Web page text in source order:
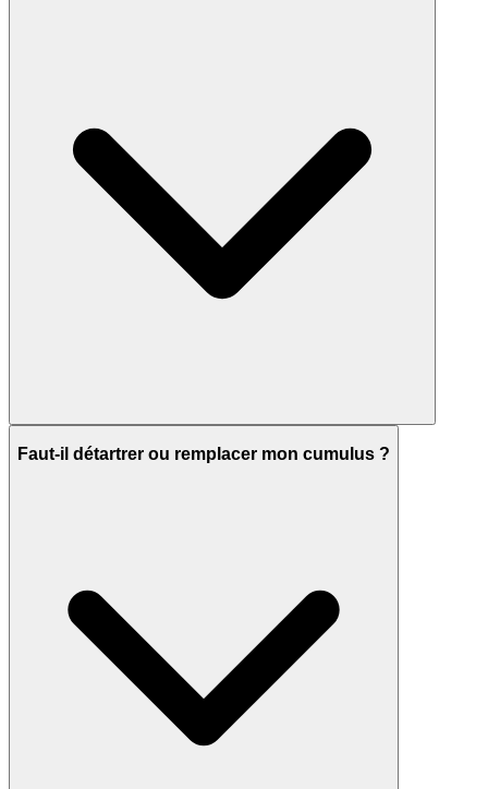
Faut-il détartrer ou remplacer mon cumulus ?